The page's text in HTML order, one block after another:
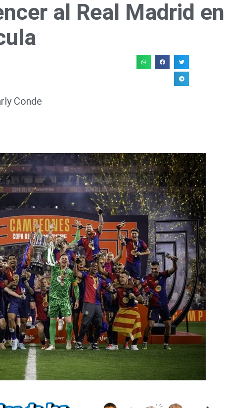
al Real Madrid en
Conde